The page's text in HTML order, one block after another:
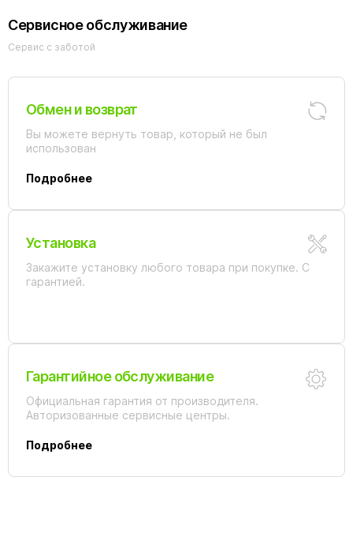
Сервисное обслуживание
Сервис с заботой
Обмен и возврат
Вы можете вернуть товар, который не был
использован
Подробнее
Установка
Закажите установку любого товара при покупке. С
гарантией.
Гарантийное обслуживание
Официальная гарантия от производителя.
Авторизованные сервисные центры.
Подробнее